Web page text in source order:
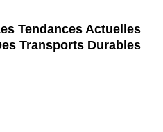
Tendances Actuelles
Transports Durables